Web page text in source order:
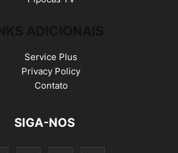
Service Plus
Privacy Policy
Contato
SIGA-NOS